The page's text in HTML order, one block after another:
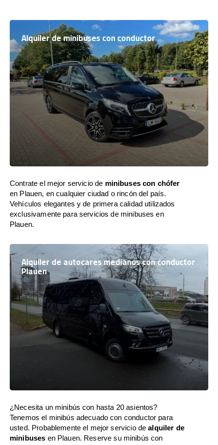
Alquiler de minibuses con conductor
Contrate el mejor servicio de minibuses con chófer
en Plauen, en cualquier ciudad o rincón del país.
Vehículos elegantes y de primera calidad utilizados
exclusivamente para servicios de minibuses en
Plauen.
Alquiler de autocares medianos con conductor
Plauen
¿Necesita un minibús con hasta 20 asientos?
Tenemos el minibús adecuado con conductor para
usted. Probablemente el mejor servicio dealquiler de
minibuses en Plauen. Reserve su minibús con